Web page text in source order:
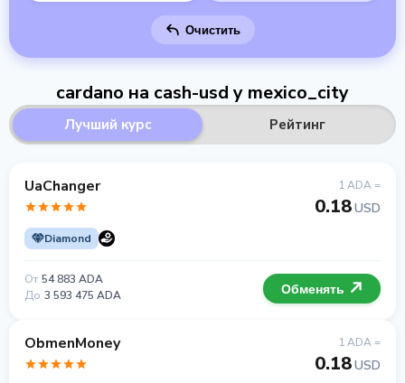
Очистить
cardano на cash-usd у mexico_city
Лучший курс Рейтинг
UaChanger
Diamond
1 ADA =
0.18USD
От 54 883 ADA
До 3 593 475 ADA Обменять
ObmenMoney 1 ADA =
0.18USD